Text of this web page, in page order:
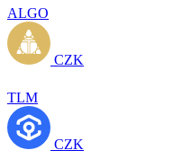
ALGO
CZK
TLM
CZK